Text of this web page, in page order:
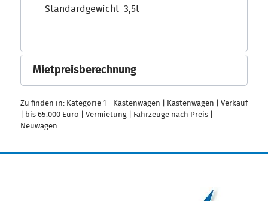
Standardgewicht 3,5t
Mietpreisberechnung
Zu finden in: Kategorie 1 - Kastenwagen Kastenwagen
Verkauf
bis 65.000 Euro Vermietung Fahrzeuge nach Preis
Neuwagen